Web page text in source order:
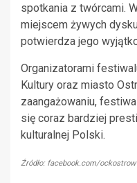
spotkania z twórcami.
miejscem żywych
potwierdza jego
Organizatorami
Kultury oraz miasto
zaangażowaniu,
się coraz bardziej
kulturalnej Polski.
Źródło: facebook.com/ockostrow